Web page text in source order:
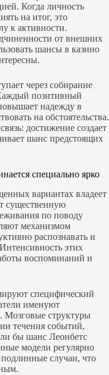
Когда личность
на итог, это
к активности.
от внешних
шансы в казино
через собирание
позитивный
надежду в
на обстоятельства.
достижение создает
шанс предстоящих
специально ярко
вариантах владеет
существенную
по поводу
механизмом
распознавать и
этих
воспоминаний и
специфический
именуют
Мозговые структуры
течения событий,
бы шанс Леонбетс
модели регулярно
случаи, что